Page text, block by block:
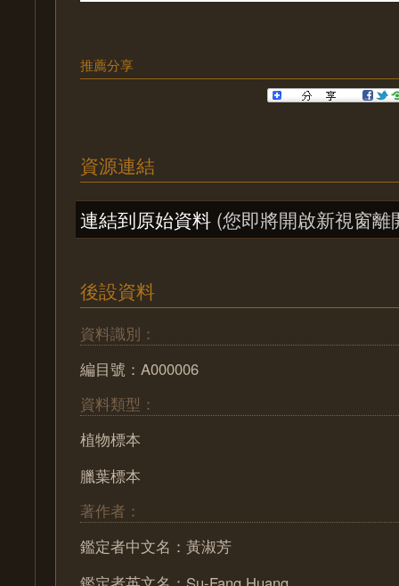
推薦分享
資源連結
連結到原始資料 (您即將開啟新視窗離
後設資料
資料識別：
編目號：A000006
資料類型：
植物標本
臘葉標本
著作者：
鑑定者中文名：黃淑芳